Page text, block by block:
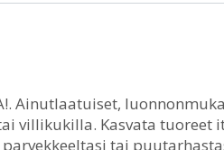
Ainutlaatuiset,
villikukilla. Kasvata tuoreet
tai